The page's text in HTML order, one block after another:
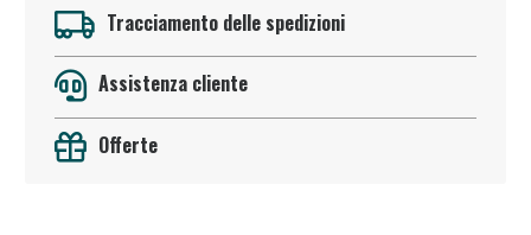
Tracciamento delle spedizioni
Assistenza cliente
Offerte